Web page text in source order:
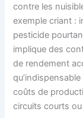
contre les
exemple criant :
pesticide
implique des
de rendement
coûts de
circuits courts